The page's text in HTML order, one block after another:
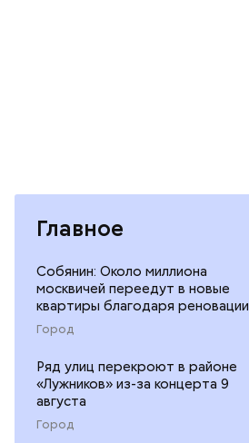
Главное
Собянин: Около миллиона
москвичей переедут в новые
квартиры благодаря реновации
Город
Ряд улиц перекроют в районе
«Лужников» из-за концерта 9
августа
Город